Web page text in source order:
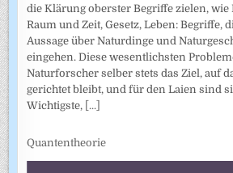
die Klärung oberster Begriffe zielen, wie
Raum und Zeit, Gesetz, Leben: Begriffe,
Aussage über Naturdinge und
eingehen. Diese wesentlichsten
Naturforscher selber stets das Ziel, auf
gerichtet bleibt, und für den Laien sind
Wichtigste, [...]
Quantentheorie